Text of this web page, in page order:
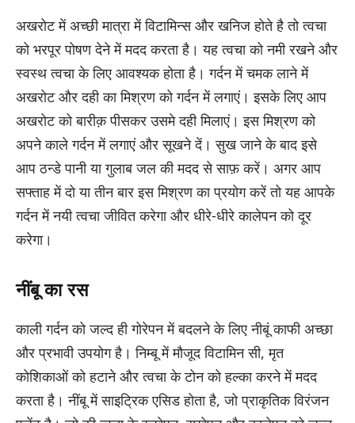
अखरोट में अच्छी मात्रा में विटामिन्स और खनिज होते है तो त्वचा
को भरपूर पोषण देने में मदद करता है। यह त्वचा को नमी रखने और
स्वस्थ त्वचा के लिए आवश्यक होता है। गर्दन में चमक लाने में
अखरोट और दही का मिश्रण को गर्दन में लगाएं। इसके लिए आप
अखरोट को बारीक़ पीसकर उसमे दही मिलाएं। इस मिश्रण को
अपने काले गर्दन में लगाएं और सूखने दें। सुख जाने के बाद इसे
आप ठन्डे पानी या गुलाब जल की मदद से साफ़ करें। अगर आप
सफ्ताह में दो या तीन बार इस मिश्रण का प्रयोग करें तो यह आपके
गर्दन में नयी त्वचा जीवित करेगा और धीरे-धीरे कालेपन को दूर
करेगा।
नींबू का रस
काली गर्दन को जल्द ही गोरेपन में बदलने के लिए नीबूं काफी अच्छा
और प्रभावी उपयोग है। निम्बू में मौजूद विटामिन सी, मृत
कोशिकाओं को हटाने और त्वचा के टोन को हल्का करने में मदद
करता है। नींबू में साइट्रिक एसिड होता है, जो प्राकृतिक विरंजन